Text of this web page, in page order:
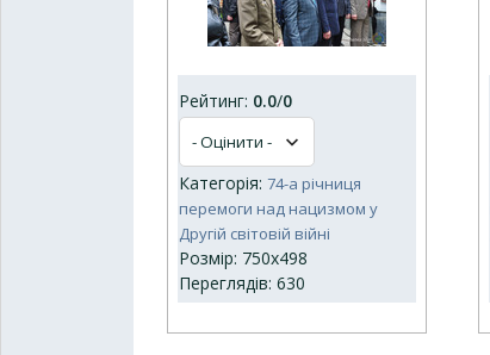
Рейтинг: 0.0/0
Категорія: 74-а річниця
перемоги над нацизмом у
Другій світовій війні
Розмір: 750x498
Переглядів: 630